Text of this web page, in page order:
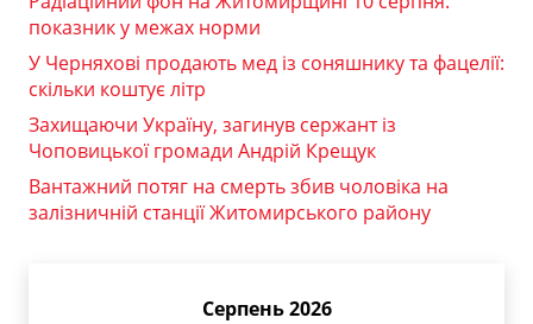
показник у межах норми
У Черняхові продають мед із соняшнику та фацелії:
скільки коштує літр
Захищаючи Україну, загинув сержант із
Чоповицької громади Андрій Крещук
Вантажний потяг на смерть збив чоловіка на
залізничній станції Житомирського району
Серпень 2026